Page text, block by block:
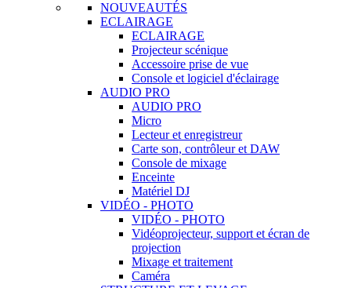
NOUVEAUTÉS
ECLAIRAGE
ECLAIRAGE
Projecteur scénique
Accessoire prise de vue
Console et logiciel d'éclairage
AUDIO PRO
AUDIO PRO
Micro
Lecteur et enregistreur
Carte son, contrôleur et DAW
Console de mixage
Enceinte
Matériel DJ
VIDÉO - PHOTO
VIDÉO - PHOTO
Vidéoprojecteur, support et écran de
projection
Mixage et traitement
Caméra